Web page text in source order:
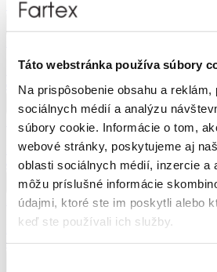
Táto webstránka používa súbory
Na prispôsobenie obsahu a
sociálnych médií a analýzu
súbory cookie. Informácie o tom,
webové stránky, poskytujeme aj
oblasti sociálnych médií, inzercie a
môžu príslušné informácie
údajmi, ktoré ste im poskytli alebo
keď ste používali ich služby.
199,99€
Bunda kožená pánska - Milestone
420,00
€ 294,00
Zľava 30 %
Bunda kožená pánska - Milestone
460,00€ 322,00€
Zľava 30 %
Bunda pánska - pierre cardin
169,99€ 118,99€